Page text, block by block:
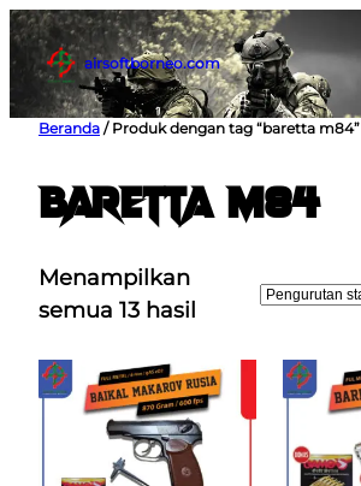
Lewati
ke
konten
airsoftborneo.com
Beranda / Produk dengan tag “baretta m84”
baretta m84
Menampilkan
semua 13 hasil